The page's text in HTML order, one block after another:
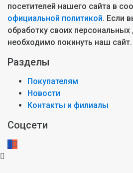
посетителей нашего сайта в
официальной политикой. Если
обработку своих
необходимо покинуть наш сайт.
Разделы
Покупателям
Новости
Контакты и филиалы
Соцсети